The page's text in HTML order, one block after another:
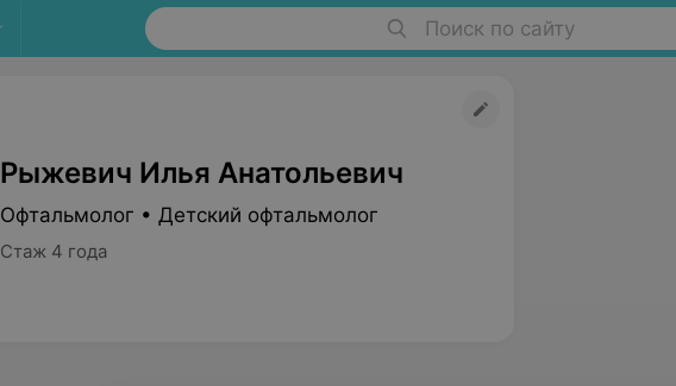
Поиск по сайту
Рыжевич Илья Анатольевич
Офтальмолог • Детский офтальмолог
Стаж 4 года